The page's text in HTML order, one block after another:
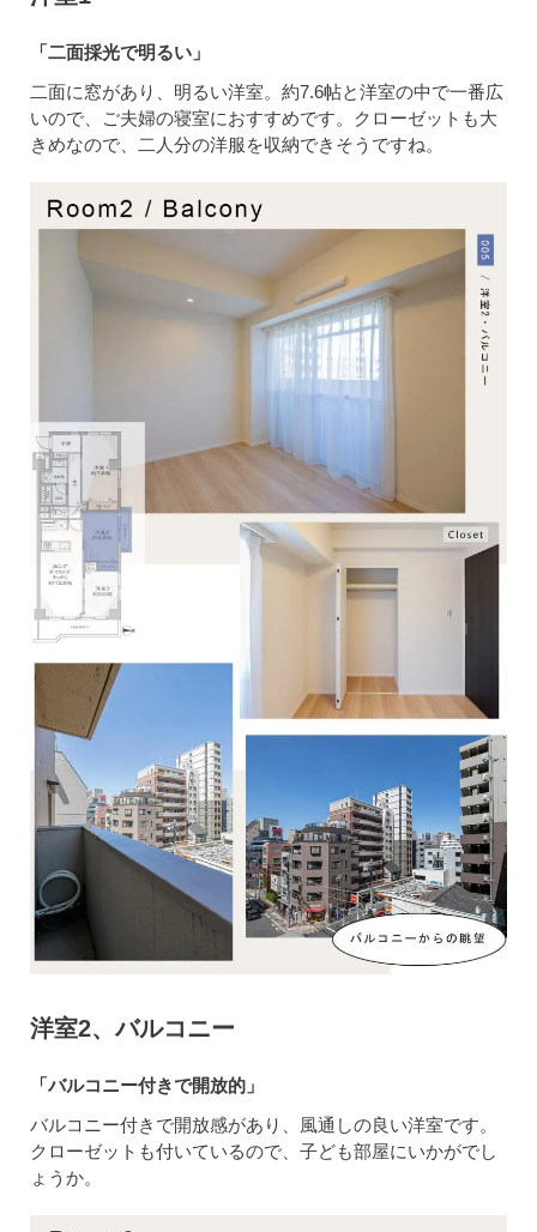
「二面採光で明るい」
二面に窓があり、明るい洋室。約7.6帖と洋室の中で一番広
いので、ご夫婦の寝室におすすめです。クローゼットも大
きめなので、二人分の洋服を収納できそうですね。
洋室2、バルコニー
「バルコニー付きで開放的」
バルコニー付きで開放感があり、風通しの良い洋室です。
クローゼットも付いているので、子ども部屋にいかがでし
ょうか。